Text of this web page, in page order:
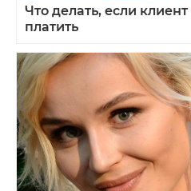
Что делать, если
платить